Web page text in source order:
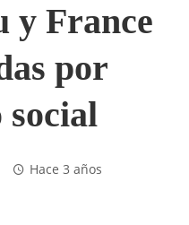
y France
por
Hace 3 años